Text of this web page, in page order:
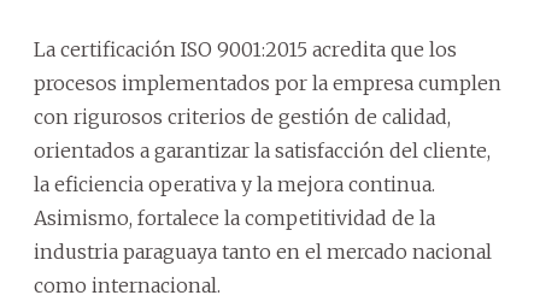
La certificación ISO 9001:2015 acredita que los
procesos implementados por la empresa cumplen
con rigurosos criterios de gestión de calidad,
orientados a garantizar la satisfacción del cliente,
la eficiencia operativa y la mejora continua.
Asimismo, fortalece la competitividad de la
industria paraguaya tanto en el mercado nacional
como internacional.